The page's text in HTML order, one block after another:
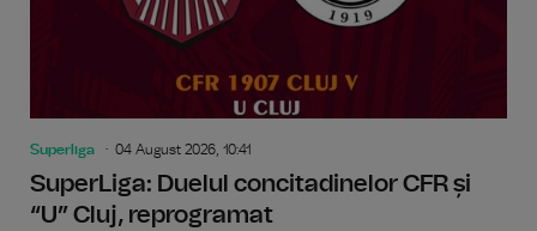
Superliga 04 August 2026, 10:41
SuperLiga: Duelul concitadinelor CFR și
“U” Cluj, reprogramat